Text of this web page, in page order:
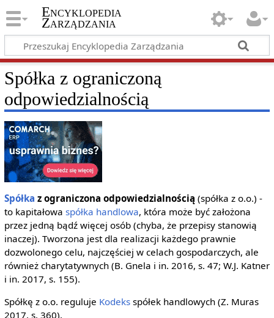
Encyklopedia
Zarządzania
Spółka z ograniczoną
odpowiedzialnością
Spółka z ograniczona odpowiedzialnością (spółka z o.o.) -
to kapitałowa spółka handlowa, która może być założona
przez jedną bądź więcej osób (chyba, że przepisy stanowią
inaczej). Tworzona jest dla realizacji każdego prawnie
dozwolonego celu, najczęściej w celach gospodarczych, ale
również charytatywnych (B. Gnela i in. 2016, s. 47; W.J. Katner
i in. 2017, s. 155).
Spółkę z o.o. reguluje Kodeksspółek handlowych (Z. Muras
2017, s. 360).